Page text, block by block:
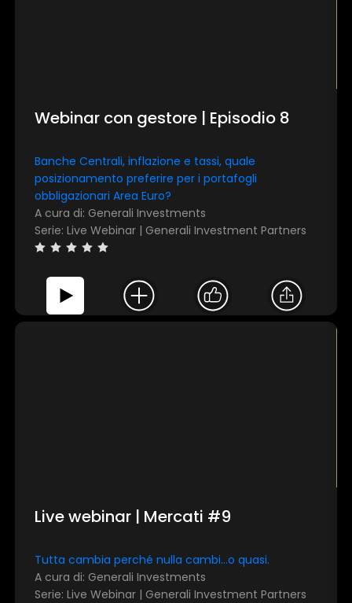
Webinar con gestore | Episodio 8
Banche Centrali, inflazione e tassi, quale
posizionamento preferire per i portafogli
obbligazionari Area Euro?
A cura di: Generali Investments
Serie: Live Webinar | Generali Investment Partners
Live webinar | Mercati #9
Tutta cambia perché nulla cambi...o quasi.
A cura di: Generali Investments
Serie: Live Webinar | Generali Investment Partners